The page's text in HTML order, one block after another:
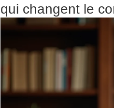
qui changent le